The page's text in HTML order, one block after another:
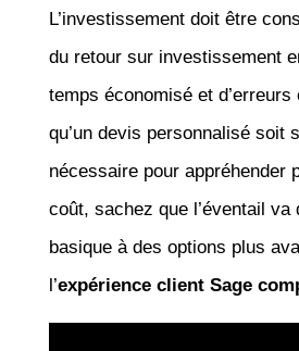
L’investissement doit être
du retour sur investissement
temps économisé et
qu’un devis personnalisé soit
nécessaire pour appréhender
coût, sachez que l’éventail va
basique à des options plus
l’expérience client Sage